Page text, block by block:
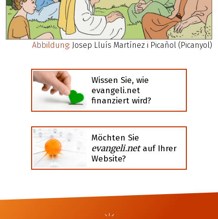
Abbildung: Josep Lluís Martínez i Picañol (Picanyol)
Wissen Sie, wie
evangeli.net
finanziert wird?
Möchten Sie
evangeli.netauf Ihrer
Website?